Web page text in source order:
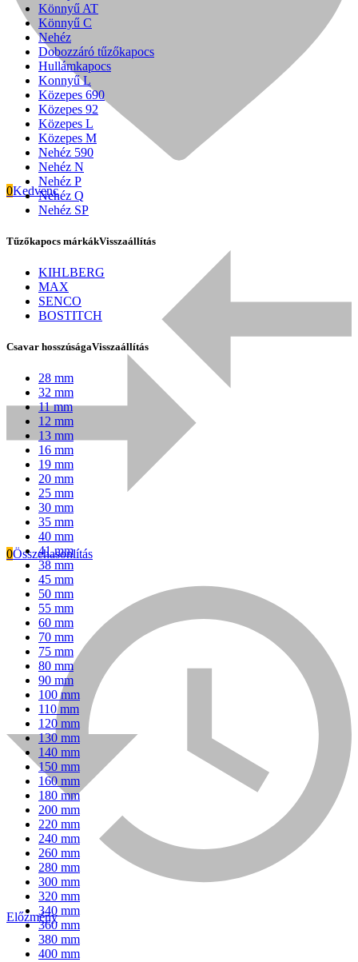
Signode
Everwin
Bühnen
0Kedvenc
0Összehasonlítás
Előzmény
Könnyű AT
Könnyű C
Nehéz
Dobozzáró tűzőkapocs
Hullámkapocs
Konnyű L
Közepes 690
Közepes 92
Közepes L
Közepes M
Nehéz 590
Nehéz N
Nehéz P
Nehéz Q
Nehéz SP
Tűzőkapocs márkákVisszaállítás
KIHLBERG
MAX
SENCO
BOSTITCH
Csavar hosszúságaVisszaállítás
28 mm
32 mm
11 mm
12 mm
13 mm
16 mm
19 mm
20 mm
25 mm
30 mm
35 mm
40 mm
41 mm
38 mm
45 mm
50 mm
55 mm
60 mm
70 mm
75 mm
80 mm
90 mm
100 mm
110 mm
120 mm
130 mm
140 mm
150 mm
160 mm
180 mm
200 mm
220 mm
240 mm
260 mm
280 mm
300 mm
320 mm
340 mm
360 mm
380 mm
400 mm